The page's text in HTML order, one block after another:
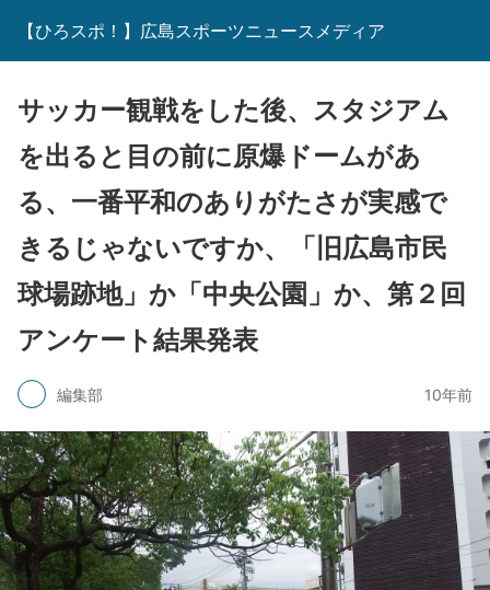
【ひろスポ！】広島スポーツニュースメディア
サッカー観戦をした後、スタジアム
を出ると目の前に原爆ドームがあ
る、一番平和のありがたさが実感で
きるじゃないですか、「旧広島市民
球場跡地」か「中央公園」か、第２回
アンケート結果発表
編集部 10年前